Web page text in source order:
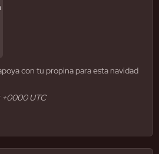
con tu propina para esta navidad
UTC